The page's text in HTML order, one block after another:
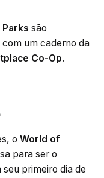
Parks são
um caderno da
Co-Op.
o World of
para ser o
seu primeiro dia de